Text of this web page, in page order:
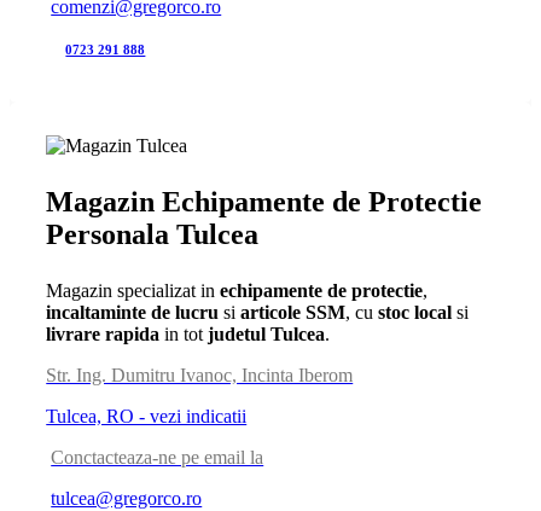
comenzi@gregorco.ro
0723 291 888
Magazin Echipamente de Protectie
Personala Tulcea
Magazin specializat inechipamente de protectie,
incaltaminte de lucru siarticole SSM, cu stoc local si
livrare rapida in totjudetul Tulcea.
Str. Ing. Dumitru Ivanoc, Incinta Iberom
Tulcea, RO - vezi indicatii
Conctacteaza-ne pe email la
tulcea@gregorco.ro